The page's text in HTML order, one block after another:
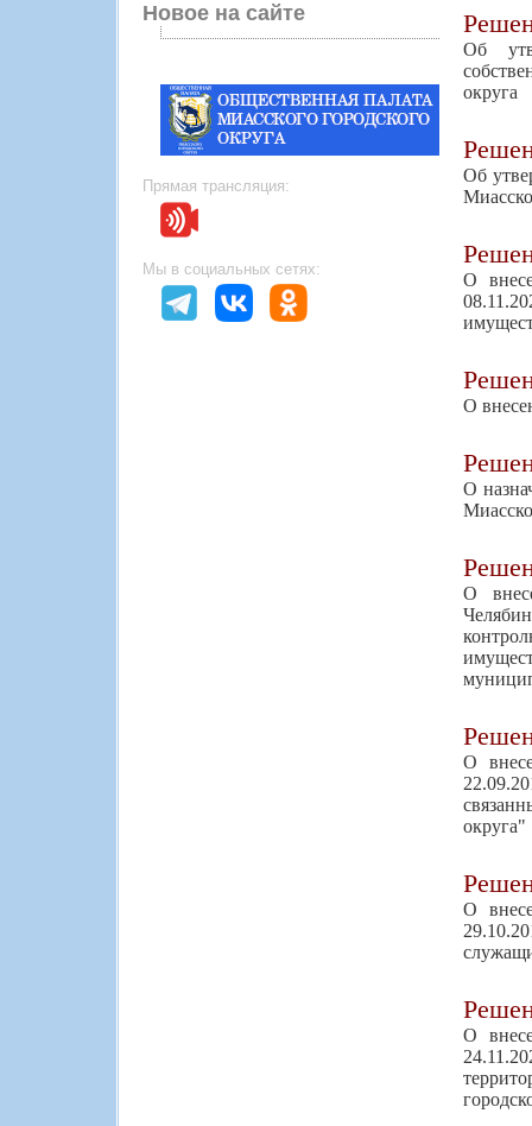
Новое на сайте
Прямая трансляция:
Мы в социальных сетях:
Об
округа
Об
О
О
О
О
О
округа"
О
О